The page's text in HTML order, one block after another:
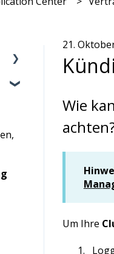
21.
Wie
Um Ihre